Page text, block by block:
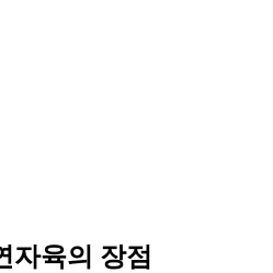
자육의 장점